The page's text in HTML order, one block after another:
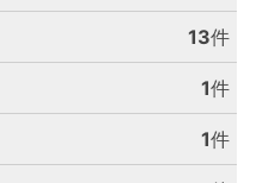
13件
1件
1件